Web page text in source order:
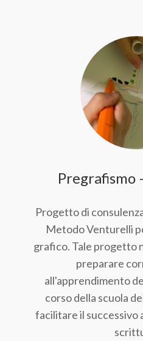
Pregrafismo
Progetto di
Metodo Venturelli
grafico. Tale progetto
preparare
all'apprendimento
corso della scuola
facilitare il successivo